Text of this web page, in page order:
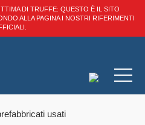
DI TRUFFE: QUESTO È IL SITO
ALLA PAGINA I NOSTRI RIFERIMENTI
usati